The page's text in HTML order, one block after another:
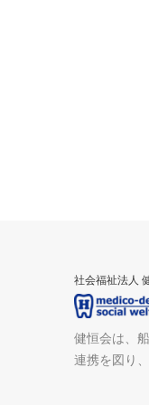
社会福祉法人
健恒会は、
連携を図り